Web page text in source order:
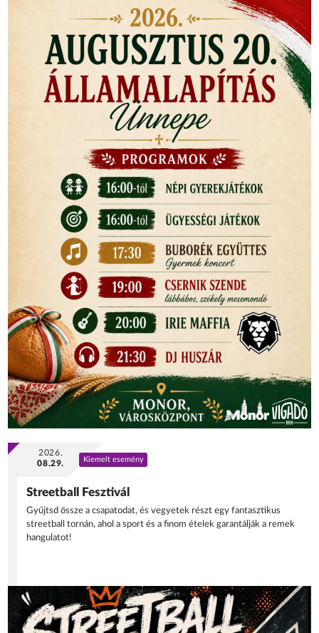
2026.
08.29.
Kiemelt esemény
Streetball Fesztivál
Gyűjtsd össze a csapatodat, és vegyetek részt egy fantasztikus
streetball tornán, ahol a sport és a finom ételek garantálják a remek
hangulatot!